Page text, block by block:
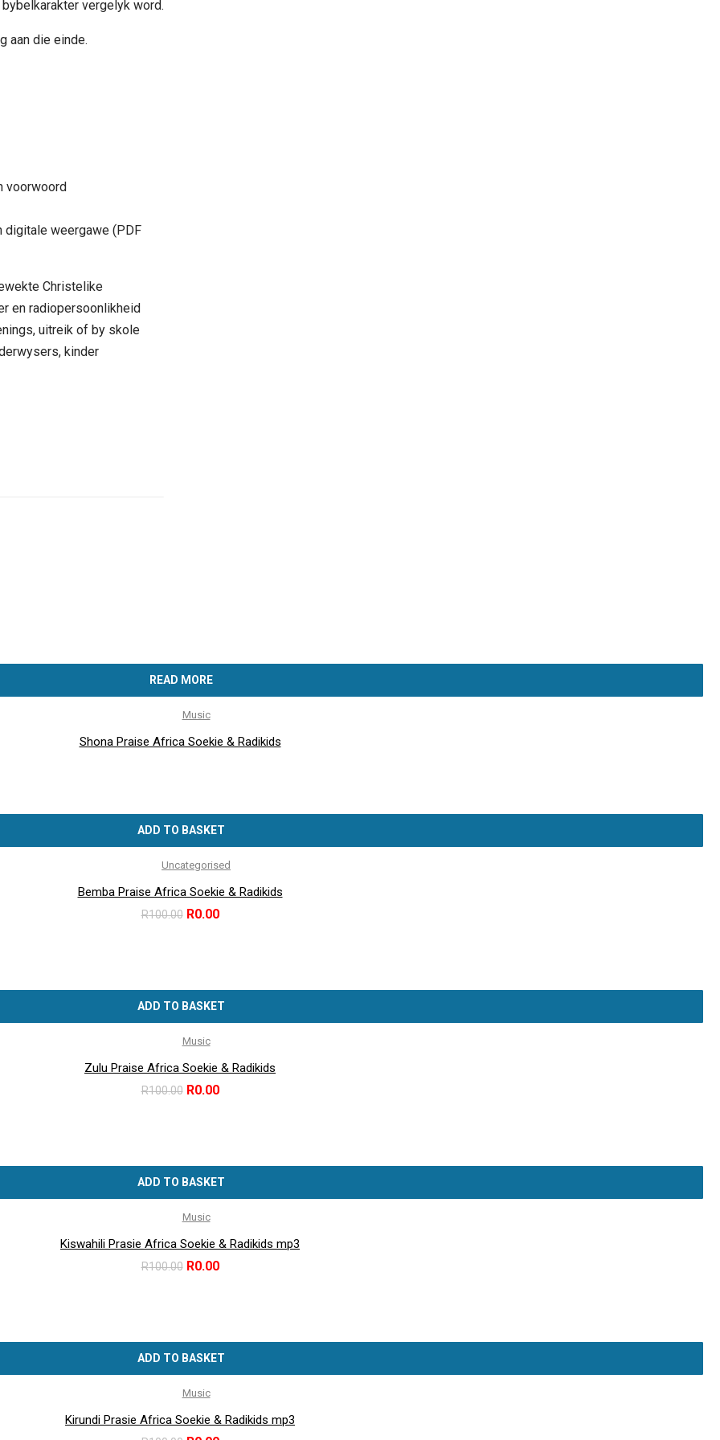
vergelyk word.
aan die einde.
voorwoord
digitale weergawe (PDF
Christelike
en radiopersoonlikheid
uitreik of by skole
kinder
READ MORE
Music
Shona Praise Africa Soekie & Radikids
ADD TO BASKET
Uncategorised
Bemba Praise Africa Soekie & Radikids
R100.00 Original
R0.00Current
ADD TO BASKET
Music
Zulu Praise Africa Soekie & Radikids
R100.00 Original
R0.00Current
ADD TO BASKET
Music
Kiswahili Prasie Africa Soekie & Radikids mp3
R100.00 Original
R0.00Current
ADD TO BASKET
Music
Kirundi Prasie Africa Soekie & Radikids mp3